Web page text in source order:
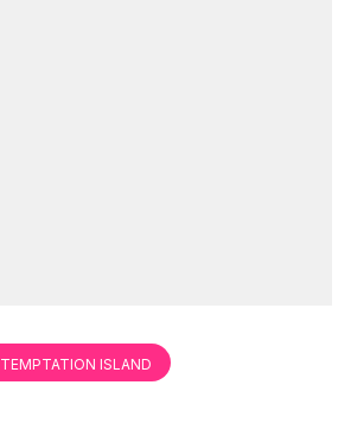
TEMPTATION ISLAND